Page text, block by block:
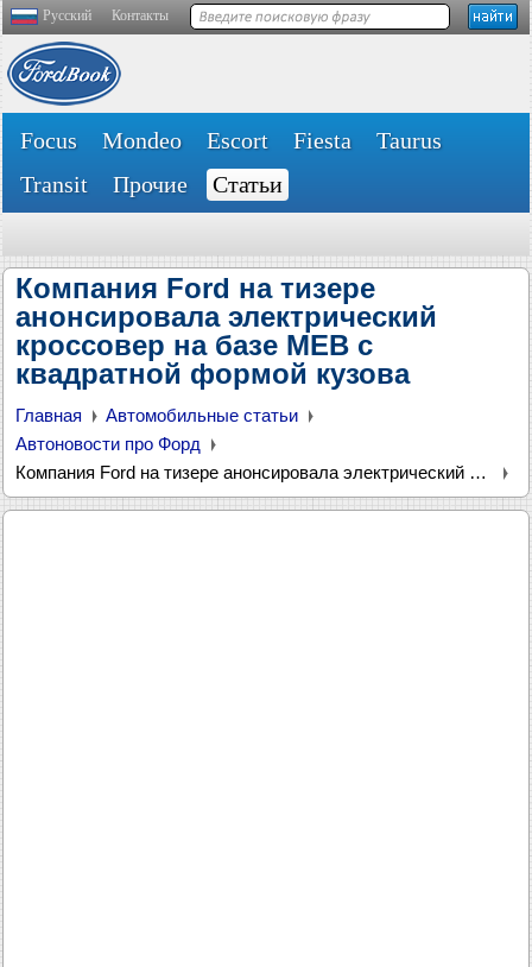
Русский Контакты
Focus Mondeo Escort Fiesta
Taurus
Transit
Прочие Статьи
Компания Ford на тизере
анонсировала электрический
кроссовер на базе MEB с
квадратной формой кузова
Главная
Автомобильные статьи
Автоновости про Форд
Компания Ford на тизере анонсировала электрический кроссовер на базе MEB с квадратной формой кузова